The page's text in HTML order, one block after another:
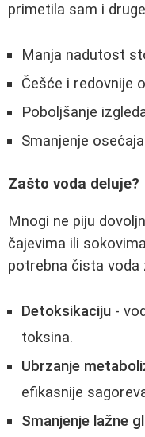
primetila sam i
Manja nadutost
Češće i redovnije
Poboljšanje
Smanjenje
Zašto voda deluje?
Mnogi ne piju
čajevima ili
potrebna čista voda
Detoksikaciju -
toksina.
Ubrzanje
efikasnije
Smanjenje lažne